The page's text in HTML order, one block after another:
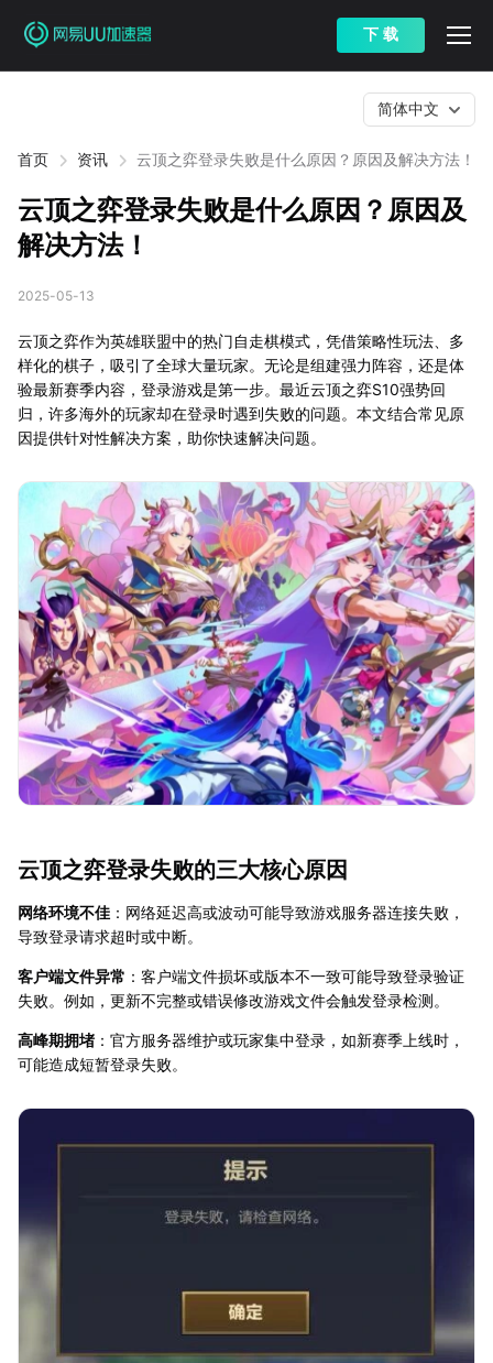
下 载
首页 资讯 云顶之弈登录失败是什么原因？原因及解决方法！
简体中文
云顶之弈登录失败是什么原因？原因及
解决方法！
2025-05-13
云顶之弈作为英雄联盟中的热门自走棋模式，凭借策略性玩法、多
样化的棋子，吸引了全球大量玩家。无论是组建强力阵容，还是体
验最新赛季内容，登录游戏是第一步。最近云顶之弈S10强势回
归，许多海外的玩家却在登录时遇到失败的问题。本文结合常见原
因提供针对性解决方案，助你快速解决问题。
云顶之弈登录失败的三大核心原因
网络环境不佳 ：网络延迟高或波动可能导致游戏服务器连接失败，
导致登录请求超时或中断。
客户端文件异常 ：客户端文件损坏或版本不一致可能导致登录验证
失败。例如，更新不完整或错误修改游戏文件会触发登录检测。
高峰期拥堵 ：官方服务器维护或玩家集中登录，如新赛季上线时，
可能造成短暂登录失败。